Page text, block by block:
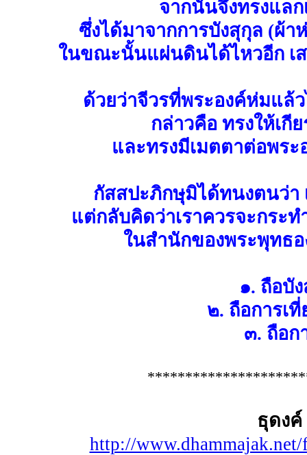
จากนั้นจึงทรงแลก
ซึ่งได้มาจากการบังสุกุล (ผ้
ในขณะนั้นแผ่นดินได้ไหวอีก เ
ด้วยว่าจีวรที่พระองค์ห่มแล้
กล่าวคือ ทรงให้เกี
และทรงมีเมตตาต่อพร
กัสสปะภิกษุมิได้ทนงตนว่า
แต่กลับคิดว่าเราควรจะกระ
ในสำนักของพระพุทธ
๑. ถือบั
๒. ถือการเ
๓. ถือก
ธุดงค์
http://